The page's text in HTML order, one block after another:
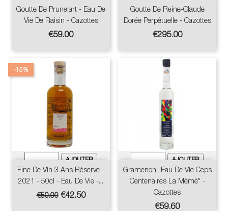
Goutte De Prunelart - Eau De
Vie De Raisin - Cazottes
Price
€59.00
Goutte De Reine-Claude
Dorée Perpétuelle - Cazottes
Price
€295.00
Fine De Vin 3 Ans Réserve -
2021 - 50cl - Eau De Vie -...
Regular
€50.00
-15%
Price
€42.50
Gramenon "Eau De Vie Ceps
Centenaires La Mémé" -
Cazottes
Price
€59.60